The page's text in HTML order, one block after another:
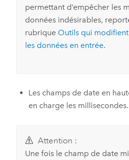
permettant d’empêcher les
données indésirables,
rubrique Outils qui
les données en entrée.
Les champs de date en
en charge les millisecondes.
Attention :
Une fois le champ de date